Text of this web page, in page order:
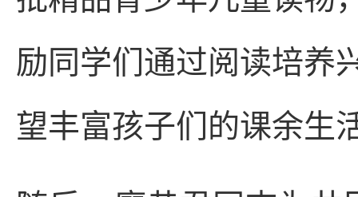
励同学们通过阅读培养
望丰富孩子们的课余生